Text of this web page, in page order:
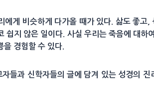
에게 비슷하게 다가올 때가 있다. 삶도 좋
쉽지 않은 일이다. 사실 우리는 죽음에 대
을 경험할 수 있다.
들과 신학자들의 글에 담겨 있는 성경의